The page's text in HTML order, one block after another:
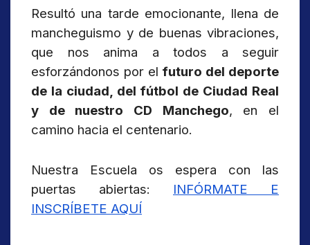
Resultó una tarde emocionante, llena de
mancheguismo y de buenas vibraciones,
que nos anima a todos a seguir
esforzándonos por el futuro del deporte
de la ciudad, del fútbol de Ciudad Real
y de nuestro CD Manchego, en el
camino hacia el centenario.
Nuestra Escuela os espera con las
puertas abiertas: INFÓRMATE E
INSCRÍBETE AQUÍ